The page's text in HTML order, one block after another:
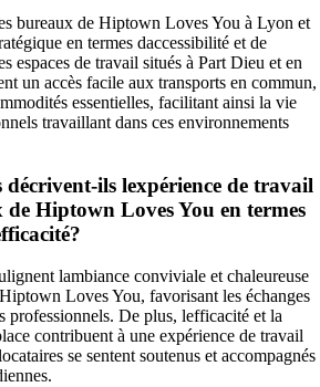
bureaux de Hiptown Loves You à Lyon et
en termes daccessibilité et de
espaces de travail situés à Part Dieu et en
un accès facile aux transports en commun,
essentielles, facilitant ainsi la vie
travaillant dans ces environnements
décrivent-ils lexpérience de travail
de Hiptown Loves You en termes
lambiance conviviale et chaleureuse
Loves You, favorisant les échanges
professionnels. De plus, lefficacité et la
contribuent à une expérience de travail
se sentent soutenus et accompagnés